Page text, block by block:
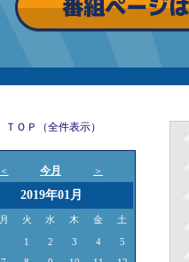
ＴＯＰ（全件表示）
＜ 今月 ＞
2019年01月
月 火 水 木 金 土
1 2 3 4
5